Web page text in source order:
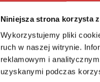
Niniejsza strona korzysta
Wykorzystujemy pliki
ruch w naszej witrynie.
reklamowym i
uzyskanymi podczas
Reprezentujący KEN Prof.
trzecim, dlatego w tym
społecznego, który
przygotowuje się w
sporządzać opisy wpływu
rozpocznie dużą akcję